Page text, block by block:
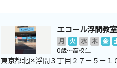
エコール浮間教室
月 火 水 木 金
0歳～高校生
東京都北区浮間３丁目２７－５ー１